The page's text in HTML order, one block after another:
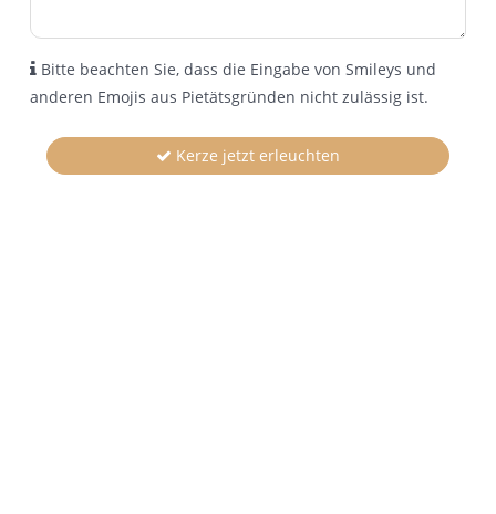
Bitte beachten Sie, dass die Eingabe von Smileys und
anderen Emojis aus Pietätsgründen nicht zulässig ist.
Kerze jetzt erleuchten